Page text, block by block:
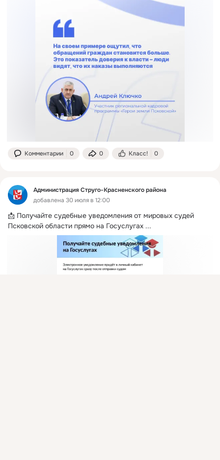
Комментарии 0 0 Класс! 0
Администрация Струго-Красненского района
добавлена 30 июля в 12:00
📩 Получайте судебные уведомления от мировых судей
Псковской области прямо на Госуслугах ...